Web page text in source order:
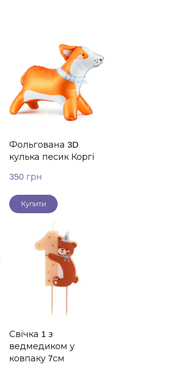
Фольгована 3D
кулька песик Коргі
350 грн
Купити
Свічка 1 з
ведмедиком у
ковпаку 7см